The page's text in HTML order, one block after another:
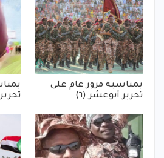
بمناسبة مرور عام على
تحرير أبوعشر (٦)